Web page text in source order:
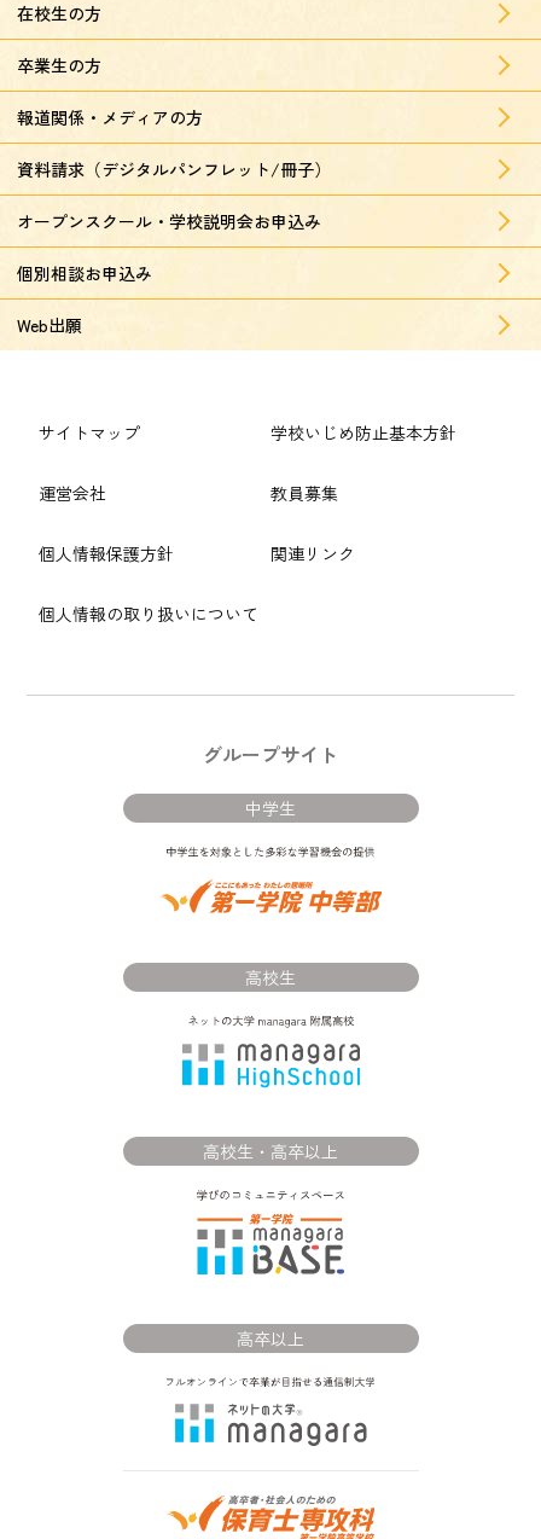
在校生の方
卒業生の方
報道関係・メディアの方
資料請求（デジタルパンフレット/冊子）
オープンスクール・学校説明会お申込み
個別相談お申込み
Web出願
サイトマップ
運営会社
個人情報保護方針
個人情報の取り扱いについて
学校いじめ防止基本方針
教員募集
関連リンク
グループサイト
中学生
高校生
高校生・高卒以上
高卒以上